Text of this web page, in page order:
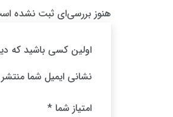
هنوز بررسی‌ای ثبت نشده
اولین کسی باشید که
نشانی ایمیل شما
امتیاز شما *